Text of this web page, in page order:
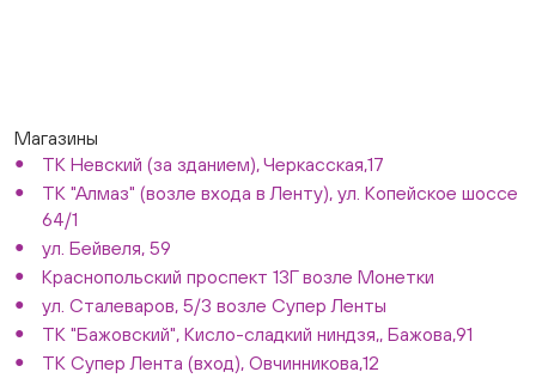
Магазины
ТК Невский (за зданием), Черкасская,17
ТК "Алмаз" (возле входа в Ленту), ул. Копейское шоссе
64/1
ул. Бейвеля, 59
Краснопольский проспект 13Г возле Монетки
ул. Сталеваров, 5/3 возле Супер Ленты
ТК "Бажовский", Кисло-сладкий ниндзя,, Бажова,91
ТК Супер Лента (вход), Овчинникова,12